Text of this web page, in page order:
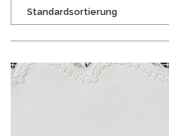
No products in the shopping bag.